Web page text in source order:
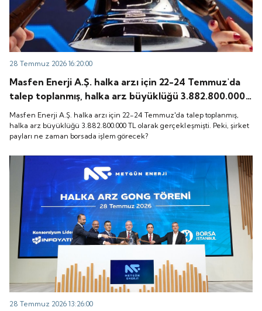
28 Temmuz 2026 16:20:00
Masfen Enerji A.Ş. halka arzı için 22-24 Temmuz'da
talep toplanmış, halka arz büyüklüğü 3.882.800.000
TL olarak gerçekleşmişti. Peki, şirket payları ne
zaman borsada işlem görecek?
Masfen Enerji A.Ş. halka arzı için 22-24 Temmuz'da talep toplanmış,
halka arz büyüklüğü 3.882.800.000 TL olarak gerçekleşmişti. Peki, şirket
payları ne zaman borsada işlem görecek?
28 Temmuz 2026 13:26:00